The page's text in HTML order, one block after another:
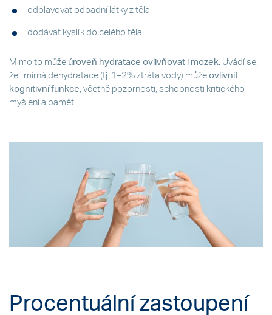
odplavovat odpadní látky z těla
dodávat kyslík do celého těla
Mimo to může úroveň hydratace ovlivňovat i mozek . Uvádí se,
že i mírná dehydratace (tj. 1–2% ztráta vody) může ovlivnit
kognitivní funkce , včetně pozornosti, schopnosti kritického
myšlení a paměti.
Procentuální zastoupení